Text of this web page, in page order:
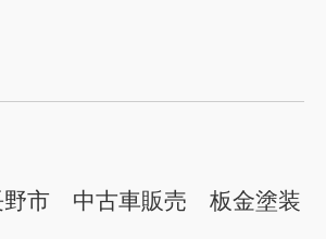
市 中古車販売 板金塗装